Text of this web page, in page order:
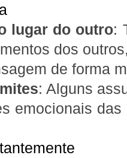
lugar do outro:
dos
de forma
: Alguns
emocionais